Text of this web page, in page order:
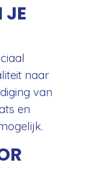
JE
naar
van
en